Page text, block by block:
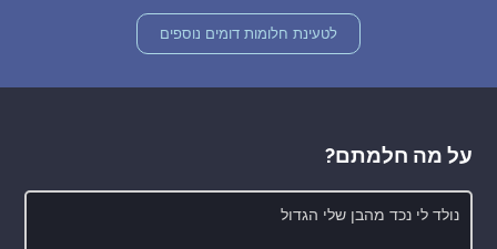
לטעינת חלומות דומים נוספים
על מה חלמתם?